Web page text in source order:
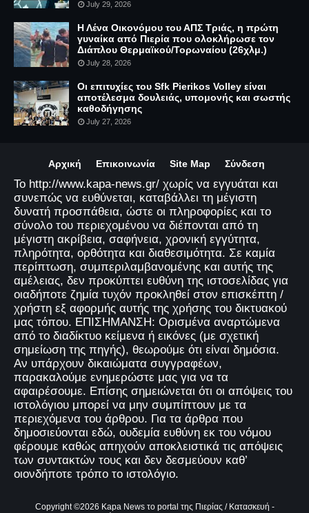
July 29, 2026
Η Λένα Οικονόμου του ΑΠΣ Τριάς, η πρώτη
γυναίκα από Πιερία που ολοκλήρωσε τον
Διάπλου Θερμαϊκού/Τορωναίου (26χλμ.)
July 28, 2026
Οι επιτυχίες του Sfk Pierikos Volley είναι
αποτέλεσμα δουλειάς, υπομονής και σωστής
καθοδήγησης
July 27, 2026
Αρχική Επικοινωνία Site Map Σύνδεση
Το http://www.kapa-news.gr/ χωρίς να εγγυάται και
συνεπώς να ευθύνεται, καταβάλλει τη μέγιστη
δυνατή προσπάθεια, ώστε οι πληροφορίες και το
σύνολο του περιεχομένου να διέπονται από τη
μέγιστη ακρίβεια, σαφήνεια, χρονική εγγύτητα,
πληρότητα, ορθότητα και διαθεσιμότητα. Σε καμία
περίπτωση, συμπεριλαμβανομένης και αυτής της
αμέλειας, δεν προκύπτει ευθύνη της ιστοσελίδας για
οιαδήποτε ζημία τυχόν προκληθεί στον επισκέπτη /
χρήστη εξ αφορμής αυτής της χρήσης του δικτυακού
μας τόπου. ΕΠΙΣΗΜΑΝΣΗ: Ορισμένα αναρτώμενα
από το διαδίκτυο κείμενα ή εικόνες (με σχετική
σημείωση της πηγής), θεωρούμε ότι είναι δημόσια.
Αν υπάρχουν δικαιώματα συγγραφέων,
παρακαλούμε ενημερώστε μας για να τα
αφαιρέσουμε. Επίσης σημειώνεται ότι οι απόψεις του
ιστολόγιου μπορεί να μην συμπίπτουν με τα
περιεχόμενα του άρθρου. Για τα άρθρα που
δημοσιεύονται εδώ, ουδεμία ευθύνη εκ του νόμου
φέρουμε καθώς απηχούν αποκλειστικά τις απόψεις
των συντακτών τους και δεν δεσμεύουν καθ’
οιονδήποτε τρόπο το ιστολόγιο.
Copyright ©2026 Kapa News το portal της Πιερίας / Κατασκευή -